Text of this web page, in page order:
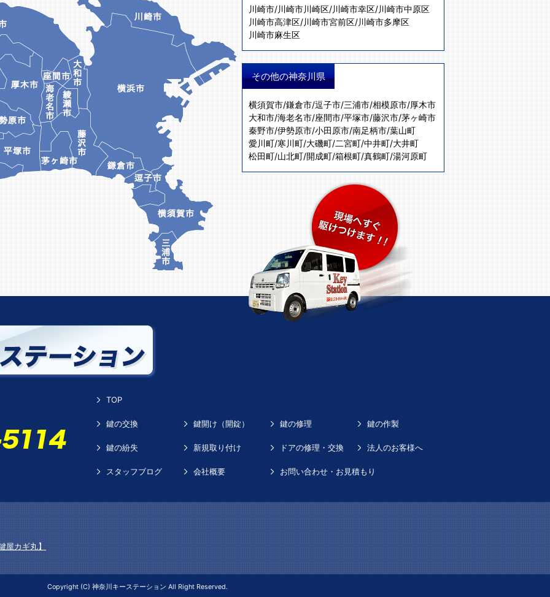
川崎市/川崎市川崎区/川崎市幸区/川崎市中原区
川崎市高津区/川崎市宮前区/川崎市多摩区
川崎市麻生区
その他の神奈川県
横須賀市/鎌倉市/逗子市/三浦市/相模原市/厚木市
大和市/海老名市/座間市/平塚市/藤沢市/茅ヶ崎市
秦野市/伊勢原市/小田原市/南足柄市/葉山町
愛川町/寒川町/大磯町/二宮町/中井町/大井町
松田町/山北町/開成町/箱根町/真鶴町/湯河原町
TOP
鍵の交換 鍵開け（開錠） 鍵の修理 鍵の作製
鍵の紛失 新規取り付け ドアの修理・交換 法人のお客様へ
スタッフブログ 会社概要 お問い合わせ・お見積もり
屋カギ丸】
Copyright (C) 神奈川キーステーション All Right Reserved.